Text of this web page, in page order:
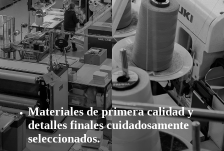
Materiales de primera calidad y
detalles finales cuidadosamente
seleccionados.